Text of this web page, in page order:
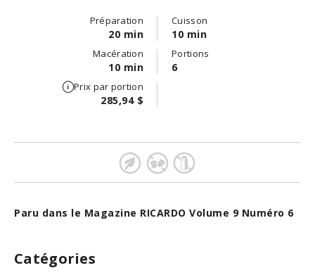
Préparation
20 min
Cuisson
10 min
Macération
10 min
Portions
6
Prix par portion
285,94 $
Paru dans le Magazine RICARDO Volume 9 Numéro 6
Catégories